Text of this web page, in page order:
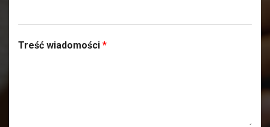
Treść wiadomości *